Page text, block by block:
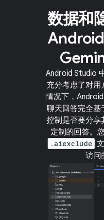
数据和
Android Studio
充分考虑了对用
情况下，
聊天回答完全基
控制是否要分享
定制的回答。
.aiexclude
访问